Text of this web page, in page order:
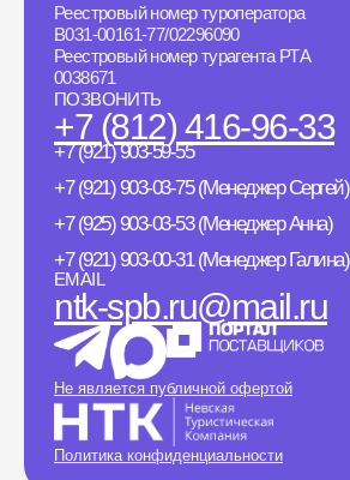
Реестровый номер туроператора
B031-00161-77/02296090
Реестровый номер турагента РТА
0038671
ПОЗВОНИТЬ
+7 (812) 416-96-33
+7 (921) 903-59-55
+7 (921) 903-03-75 (Менеджер Сергей)
+7 (925) 903-03-53 (Менеджер Анна)
+7 (921) 903-00-31 (Менеджер Галина)
EMAIL
ntk-spb.ru@mail.ru
Не является публичной офертой
Политика конфиденциальности